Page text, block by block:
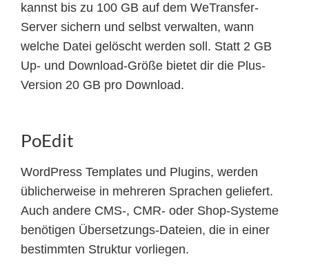
kannst bis zu 100 GB auf dem WeTransfer-
Server sichern und selbst verwalten, wann
welche Datei gelöscht werden soll. Statt 2 GB
Up- und Download-Größe bietet dir die Plus-
Version 20 GB pro Download.
PoEdit
WordPress Templates und Plugins, werden
üblicherweise in mehreren Sprachen geliefert.
Auch andere CMS-, CMR- oder Shop-Systeme
benötigen Übersetzungs-Dateien, die in einer
bestimmten Struktur vorliegen.